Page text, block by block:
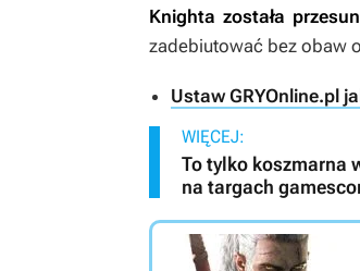
Knighta została
zadebiutować bez obaw
Ustaw GRYOnline.pl
WIĘCEJ:
To tylko koszmarna
na targach